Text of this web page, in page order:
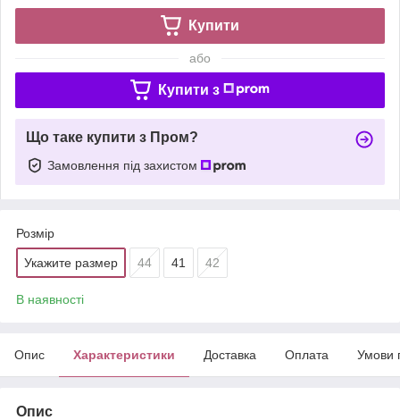
Купити
або
Купити з
Що таке купити з Пром?
Замовлення під захистом
Розмір
Укажите размер 44 41 42
В наявності
Опис Характеристики Доставка Оплата Умови
Опис